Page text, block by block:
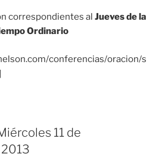
correspondientes al Jueves de la
Ordinario
conferencias/oracion/s
11 de